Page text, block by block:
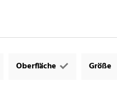
Oberfläche Größe